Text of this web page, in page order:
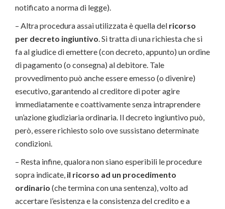
notificato a norma di legge).
– Altra procedura assai utilizzata è quella del ricorso
per decreto ingiuntivo. Si tratta di una richiesta che si
fa al giudice di emettere (con decreto, appunto) un ordine
di pagamento (o consegna) al debitore. Tale
provvedimento può anche essere emesso (o divenire)
esecutivo, garantendo al creditore di poter agire
immediatamente e coattivamente senza intraprendere
un’azione giudiziaria ordinaria. Il decreto ingiuntivo può,
però, essere richiesto solo ove sussistano determinate
condizioni.
– Resta infine, qualora non siano esperibili le procedure
sopra indicate, il ricorso ad un procedimento
ordinario (che termina con una sentenza), volto ad
accertare l’esistenza e la consistenza del credito e a